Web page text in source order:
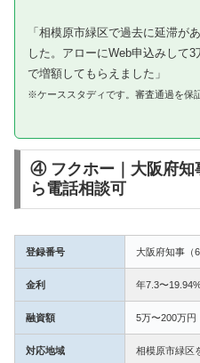
「相模原市緑区で過去に延滞が
した。アローにWeb申込みして
で増額してもらえました」
※ケーススタディです。審査通過を保
④ フクホー｜大阪府知
ら電話相談可
登録番号 大阪府知事（
金利 年7.3〜
融資額 5万〜200万円
対応地域 相模原市緑区